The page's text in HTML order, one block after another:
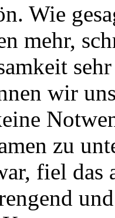
Wie
mehr,
wir
zu
fiel das